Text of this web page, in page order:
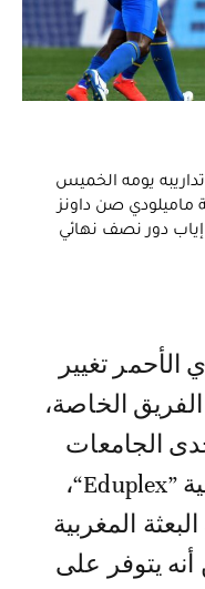
يومه الخميس
ماميلودي صن داونز
دور نصف نهائي
الخاصة،
الجامعات
الدراسية، إلى ملعب أكاديمية ”Eduplex“،
المغربية
عن أنه يتوفر على